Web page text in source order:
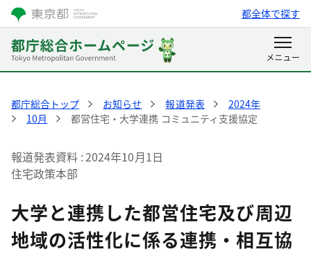
都全体で探す
都庁総合トップ お知らせ 報道発表
2024年
10月
都営住宅・大学連携 コミュニティ支援協定
報道発表資料 2024年10月1日
住宅政策本部
大学と連携した都営住宅及び周辺
地域の活性化に係る連携・相互協